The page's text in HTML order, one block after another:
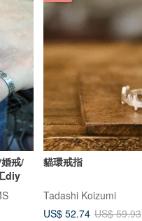
戒/
diy
貓環戒指
Tadashi Koizumi
US$ 52.74 US$ 59.93